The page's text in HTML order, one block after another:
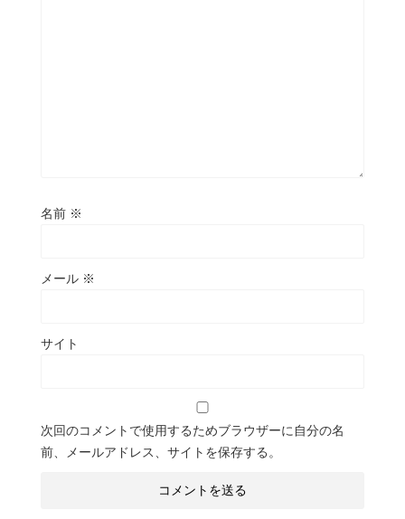
名前 ※
メール ※
サイト
次回のコメントで使用するためブラウザーに自分の名
前、メールアドレス、サイトを保存する。